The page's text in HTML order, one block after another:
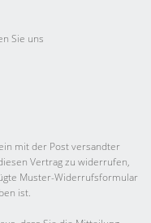
Sie uns
mit der Post versandter
Vertrag zu widerrufen,
Muster-Widerrufsformular
ist.